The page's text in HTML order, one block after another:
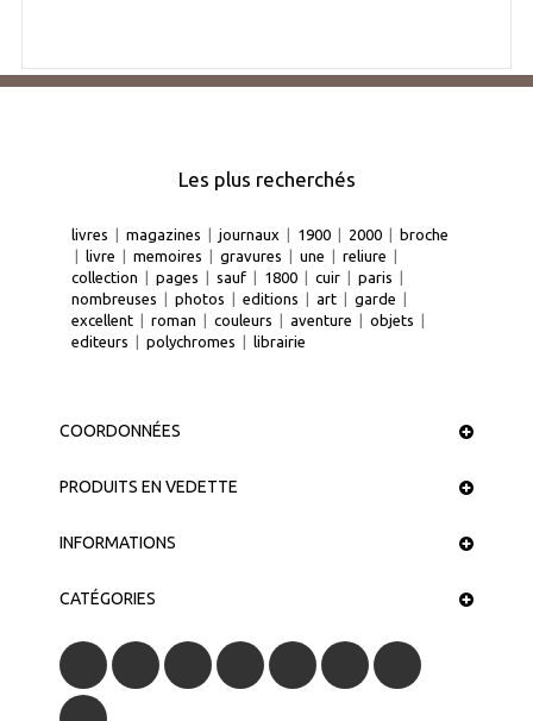
Les plus recherchés
livres | magazines | journaux | 1900 | 2000 | broche
| livre | memoires | gravures | une | reliure |
collection | pages | sauf | 1800 | cuir | paris |
nombreuses | photos | editions | art | garde |
excellent | roman | couleurs | aventure | objets |
editeurs | polychromes | librairie
COORDONNÉES
PRODUITS EN VEDETTE
INFORMATIONS
CATÉGORIES